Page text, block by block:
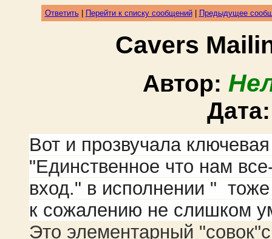
Ответить| Перейти к списку сообщений| Предыдущее
Cavers
Автор:
Вот и прозвучала
"Единственное что нам
вход." в исполнении "
к сожалению не слишком
Это элементарный